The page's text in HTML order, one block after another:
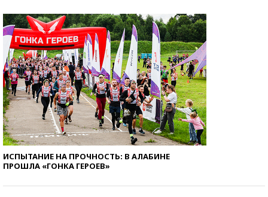
ИСПЫТАНИЕ НА ПРОЧНОСТЬ: В АЛАБИНЕ
ПРОШЛА «ГОНКА ГЕРОЕВ»